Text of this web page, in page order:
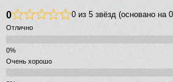
0 0 из 5 звёзд (основано на
Отлично
Очень хорошо